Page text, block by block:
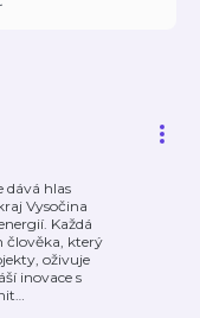
dává hlas
Vysočina
Každá
člověka, který
oživuje
inovace s
…